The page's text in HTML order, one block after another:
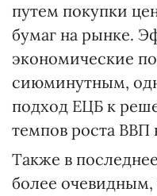
путем покупки
бумаг на рынке.
экономические
сиюминутным,
подход ЕЦБ к
темпов роста ВВП
Также в
более очевидным,